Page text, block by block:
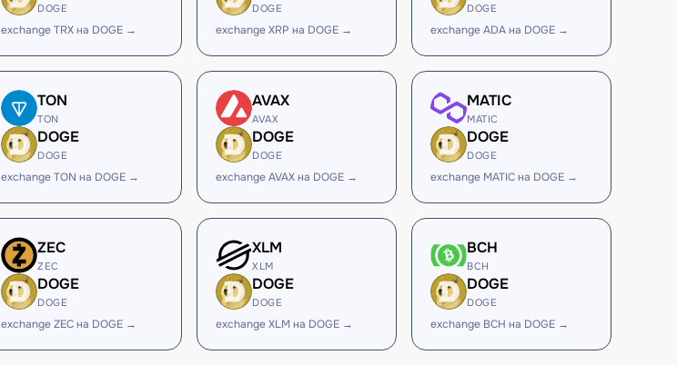
DOGE
exchange TRX на DOGE →
DOGE
exchange XRP на DOGE →
DOGE
exchange ADA на DOGE →
TON
TON
DOGE
DOGE
exchange TON на DOGE →
AVAX
AVAX
DOGE
DOGE
exchange AVAX на DOGE →
MATIC
MATIC
DOGE
DOGE
exchange MATIC на DOGE →
ZEC
ZEC
DOGE
DOGE
exchange ZEC на DOGE →
XLM
XLM
DOGE
DOGE
exchange XLM на DOGE →
BCH
BCH
DOGE
DOGE
exchange BCH на DOGE →